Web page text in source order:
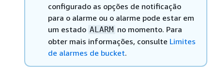
configurado as opções de notificação
para o alarme ou o alarme pode estar em
um estado ALARM no momento. Para
obter mais informações, consulte Limites
de alarmes de bucket.